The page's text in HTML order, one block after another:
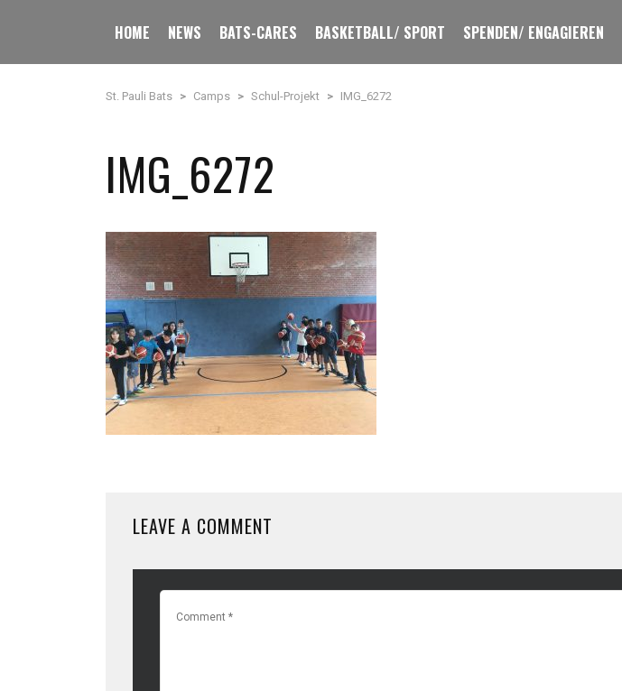
HOME NEWS BATS-CARES BASKETBALL/ SPORT SPENDEN/ ENGAGIEREN
St. Pauli Bats > Camps > Schul-Projekt > IMG_6272
IMG_6272
LEAVE A COMMENT